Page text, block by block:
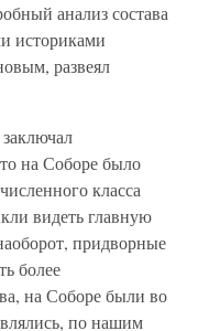
анализ состава
историками
развеял
на Соборе было
класса
видеть главную
придворные
более
на Соборе были во
по нашим